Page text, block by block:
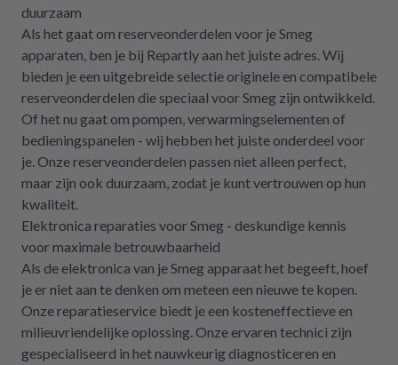
duurzaam
Als het gaat om reserveonderdelen voor je Smeg
apparaten, ben je bij Repartly aan het juiste adres. Wij
bieden je een uitgebreide selectie originele en compatibele
reserveonderdelen die speciaal voor Smeg zijn ontwikkeld.
Of het nu gaat om pompen, verwarmingselementen of
bedieningspanelen - wij hebben het juiste onderdeel voor
je. Onze reserveonderdelen passen niet alleen perfect,
maar zijn ook duurzaam, zodat je kunt vertrouwen op hun
kwaliteit.
Elektronica reparaties voor Smeg - deskundige kennis
voor maximale betrouwbaarheid
Als de elektronica van je Smeg apparaat het begeeft, hoef
je er niet aan te denken om meteen een nieuwe te kopen.
Onze reparatieservice biedt je een kosteneffectieve en
milieuvriendelijke oplossing. Onze ervaren technici zijn
gespecialiseerd in het nauwkeurig diagnosticeren en